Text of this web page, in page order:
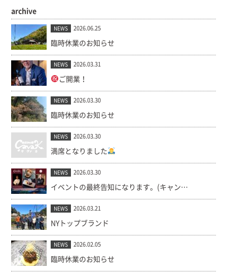
archive
NEWS 2026.06.25
臨時休業のお知らせ
NEWS 2026.03.31
ご開業！
NEWS 2026.03.30
臨時休業のお知らせ
NEWS 2026.03.30
満席となりました
NEWS 2026.03.30
イベントの最終告知になります。(キャンセル出ました！)
NEWS 2026.03.21
NYトップブランド
NEWS 2026.02.05
臨時休業のお知らせ